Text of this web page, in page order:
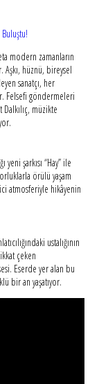
modern zamanların
Aşkı, hüznü, bireysel
sanatçı, her
Felsefi göndermeleri
müzikte
şarkısı “Hay” ile
örülü yaşam
atmosferiyle hikâyenin
ustalığının
çeken
Eserde yer alan bu
bir an yaşatıyor.